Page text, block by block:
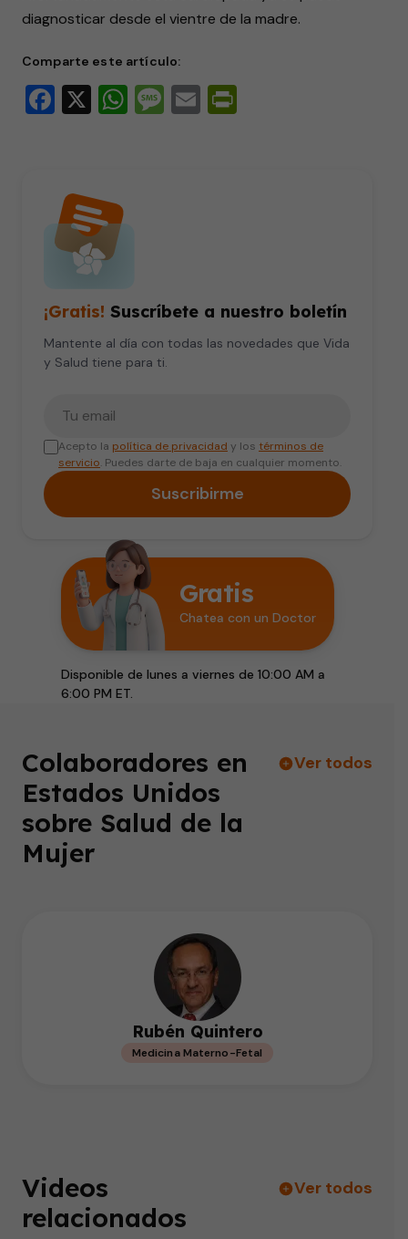
diagnosticar desde el vientre de la madre.
Comparte este artículo:
Facebook
X WhatsApp
Message
Email
¡Gratis! Suscríbete a nuestro boletín
Mantente al día con todas las novedades que Vida
y Salud tiene para ti.
Acepto la política de privacidad y los términos de
servicio. Puedes darte de baja en cualquier momento.
Suscribirme
Gratis
Chatea con un Doctor
Disponible de lunes a viernes de 10:00 AM a
6:00 PM ET.
Colaboradores en
Estados Unidos
sobre Salud de la
Mujer
Ver todos
Rubén Quintero
Medicina Materno-Fetal
Videos
relacionados
Ver todos